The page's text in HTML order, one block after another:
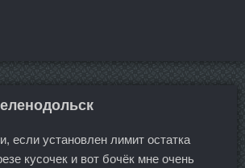
если установлен лимит остатка
кусочек и вот бочёк мне очень